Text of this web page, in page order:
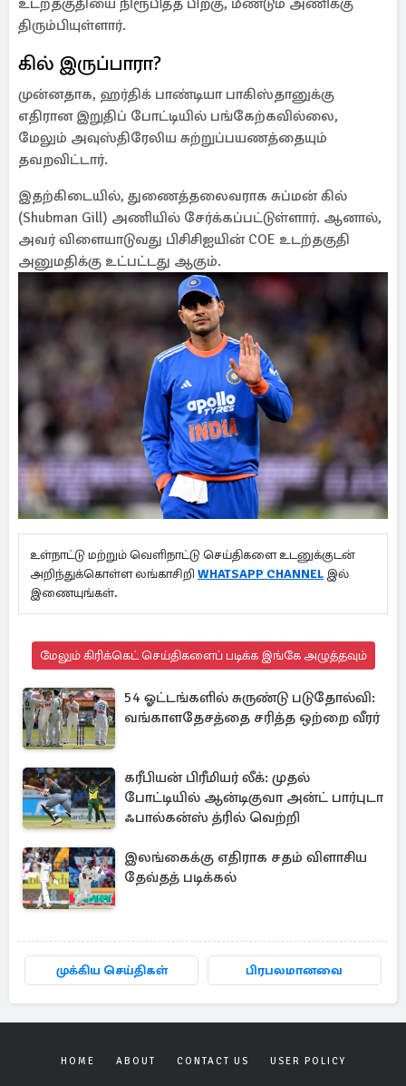
உடற்தகுதியை நிரூபித்த பிறகு, மீண்டும் அணிக்கு
திரும்பியுள்ளார்.
கில் இருப்பாரா?
முன்னதாக, ஹர்திக் பாண்டியா பாகிஸ்தானுக்கு
எதிரான இறுதிப் போட்டியில் பங்கேற்கவில்லை,
மேலும் அவுஸ்திரேலிய சுற்றுப்பயணத்தையும்
தவறவிட்டார்.
இதற்கிடையில், துணைத்தலைவராக சுப்மன் கில்
(Shubman Gill) அணியில் சேர்க்கப்பட்டுள்ளார். ஆனால்,
அவர் விளையாடுவது பிசிசிஐயின் COE உடற்தகுதி
அனுமதிக்கு உட்பட்டது ஆகும்.
உள்நாட்டு மற்றும் வெளிநாட்டு செய்திகளை உடனுக்குடன்
அறிந்துக்கொள்ள லங்காசிறி WHATSAPP CHANNEL இல்
இணையுங்கள்.
மேலும் கிரிக்கெட் செய்திகளைப் படிக்க இங்கே அழுத்தவும்
54 ஓட்டங்களில் சுருண்டு படுதோல்வி:
வங்காளதேசத்தை சரித்த ஒற்றை வீரர்
கரீபியன் பிரீமியர் லீக்: முதல்
போட்டியில் ஆன்டிகுவா அன்ட் பார்புடா
ஃபால்கன்ஸ் த்ரில் வெற்றி
இலங்கைக்கு எதிராக சதம் விளாசிய
தேவ்தத் படிக்கல்
முக்கிய செய்திகள் பிரபலமானவை
HOME ABOUT CONTACT US USER POLICY